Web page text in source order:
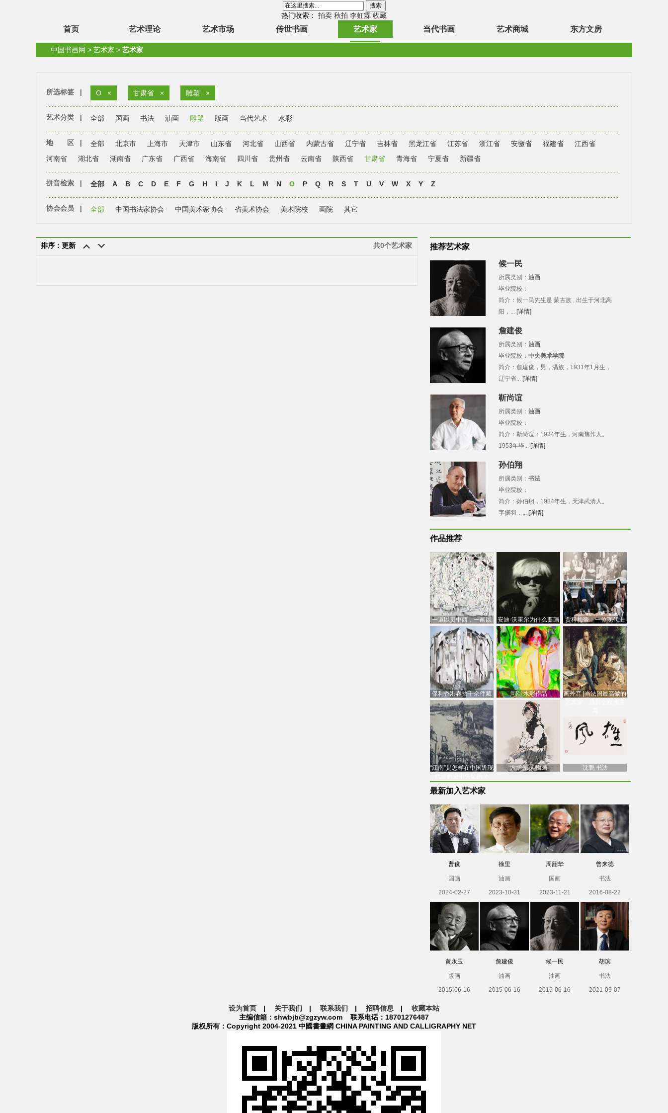
热门收索： 拍卖 秋拍 李虹霖 收藏
首页 艺术理论 艺术市场 传世书画 艺术家 当代书画 艺术商城 东方文房
中国书画网 > 艺术家 > 艺术家
所选标签 | O × 甘肃省 × 雕塑 ×
艺术分类 | 全部 国画 书法 油画 雕塑 版画 当代艺术 水彩
地 区 | 全部 北京市 上海市 天津市 山东省 河北省 山西省 内蒙古省 辽宁省 吉林省 黑龙江省 江苏省 浙江省 安徽省 福建省
江西省
河南省
湖北省 湖南省 广东省 广西省 海南省 四川省 贵州省 云南省 陕西省 甘肃省 青海省 宁夏省 新疆省
拼音检索 | 全部 A B C D E F G H I J K L M N O P Q R S T U V W X Y Z
协会会员 | 全部 中国书法家协会 中国美术家协会 省美术协会 美术院校 画院 其它
排序：更新 共0个艺术家 推荐艺术家
候一民
所属类别： 油画
毕业院校：
简介：候一民先生是 蒙古族 , 出生于河北高
阳，... [详情]
詹建俊
所属类别： 油画
毕业院校： 中央美术学院
简介：詹建俊，男，满族，1931年1月生，
辽宁省... [详情]
靳尚谊
所属类别： 油画
毕业院校：
简介：靳尚谊：1934年生，河南焦作人。
1953年毕... [详情]
孙伯翔
所属类别： 书法
毕业院校：
简介：孙伯翔，1934年生，天津武清人。
字振羽，... [详情]
作品推荐
一道以贯中西，一画以
通古今：吴冠中的绘画
创
安迪·沃霍尔为什么要画
芭比
贾科梅蒂：一位现代主
义的“当代”艺术家
保利香港春拍千余件藏
品估价逾7亿港元，吴冠
中
周刚 水彩作品
画外音 |当法国最高傲的
“江南”是怎样在中国近现
方增先 人物画 沈鹏 书法
最新加入艺术家
曹俊
国画
2024-02-27
徐里
油画
2023-10-31
周韶华
国画
2023-11-21
曾来德
书法
2016-08-22
黄永玉
版画
2015-06-16
詹建俊
油画
2015-06-16
候一民
油画
2015-06-16
胡滨
书法
2021-09-07
设为首页 | 关于我们 | 联系我们 | 招聘信息 | 收藏本站
主编信箱：shwbjb@zgzyw.com 联系电话：18701276487
版权所有：Copyright 2004-2021 中國書畫網 CHINA PAINTING AND CALLIGRAPHY NET